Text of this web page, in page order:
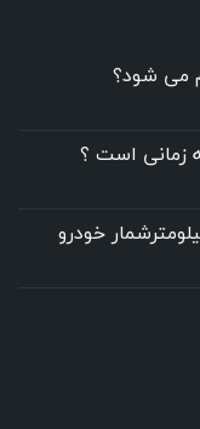
می شود؟
زمانی است ؟
خودرو